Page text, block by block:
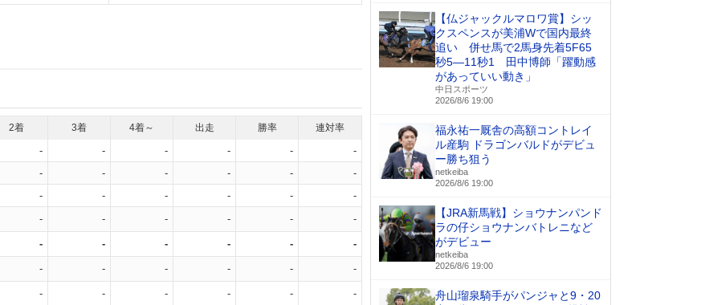
2着 3着 4着～ 出走 勝率 連対率
- - - - -
-
- - - - -
-
- - - - -
-
- - - - - -
- - - - - -
- - - - - -
- - - - - -
【仏ジャックルマロワ賞】シッ
クスペンスが美浦Wで国内最終
追い 併せ馬で2馬身先着5F65
秒5―11秒1 田中博師「躍動感
があっていい動き」
中日スポーツ
2026/8/6 19:00
福永祐一厩舎の高額コントレイ
ル産駒 ドラゴンバルドがデビュ
ー勝ち狙う
netkeiba
2026/8/6 19:00
【JRA新馬戦】ショウナンパンド
ラの仔ショウナンバトレニなど
がデビュー
netkeiba
2026/8/6 19:00
舟山瑠泉騎手がパンジャと9・20